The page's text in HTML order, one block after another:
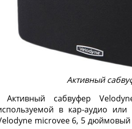
Активный
Активный сабвуфер
в кар-аудио
microvee 6, 5 дюймовый